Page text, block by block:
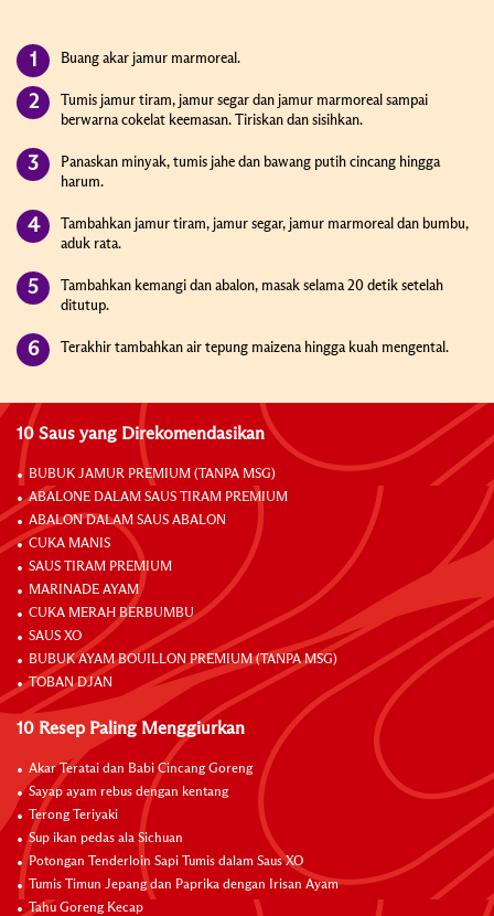
Buang akar jamur marmoreal.
Tumis jamur tiram, jamur segar dan jamur marmoreal sampai
berwarna cokelat keemasan. Tiriskan dan sisihkan.
Panaskan minyak, tumis jahe dan bawang putih cincang hingga
harum.
Tambahkan jamur tiram, jamur segar, jamur marmoreal dan bumbu,
aduk rata.
Tambahkan kemangi dan abalon, masak selama 20 detik setelah
ditutup.
Terakhir tambahkan air tepung maizena hingga kuah mengental.
10 Saus yang Direkomendasikan
BUBUK JAMUR PREMIUM (TANPA MSG)
ABALONE DALAM SAUS TIRAM PREMIUM
ABALON DALAM SAUS ABALON
CUKA MANIS
SAUS TIRAM PREMIUM
MARINADE AYAM
CUKA MERAH BERBUMBU
SAUS XO
BUBUK AYAM BOUILLON PREMIUM (TANPA MSG)
TOBAN DJAN
10 Resep Paling Menggiurkan
Akar Teratai dan Babi Cincang Goreng
Sayap ayam rebus dengan kentang
Terong Teriyaki
Sup ikan pedas ala Sichuan
Potongan Tenderloin Sapi Tumis dalam Saus XO
Tumis Timun Jepang dan Paprika dengan Irisan Ayam
Tahu Goreng Kecap